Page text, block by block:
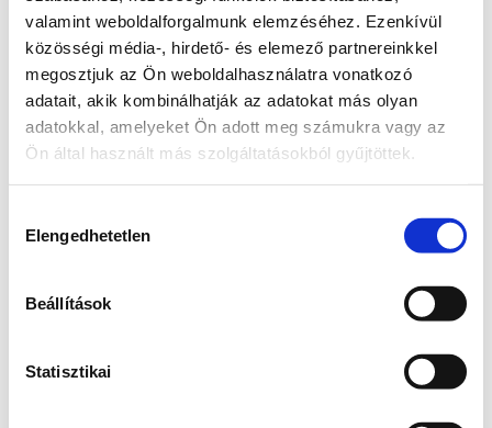
valamint weboldalforgalmunk elemzéséhez. Ezenkívül
közösségi média-, hirdető- és elemező partnereinkkel
megosztjuk az Ön weboldalhasználatra vonatkozó
adatait, akik kombinálhatják az adatokat más olyan
adatokkal, amelyeket Ön adott meg számukra vagy az
Ön által használt más szolgáltatásokból gyűjtöttek.
kiválasztása
Elengedhetetlen
Beállítások
Statisztikai
loadingwww.bicapp.hu
(see the browser console for more